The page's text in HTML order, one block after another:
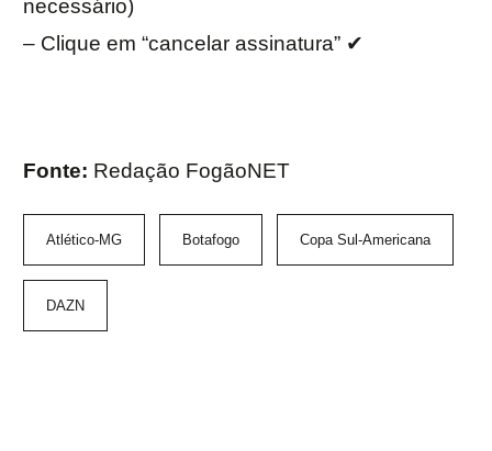
necessário)
– Clique em “cancelar assinatura” ✔
Fonte: Redação FogãoNET
Atlético-MG Botafogo Copa Sul-Americana
DAZN